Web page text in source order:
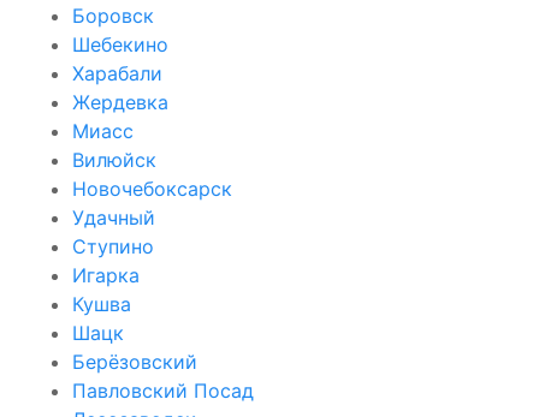
Боровск
Шебекино
Харабали
Жердевка
Миасс
Вилюйск
Новочебоксарск
Удачный
Ступино
Игарка
Кушва
Шацк
Берёзовский
Павловский Посад